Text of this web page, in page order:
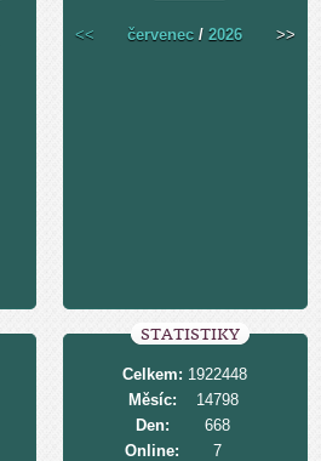
<< červenec /2026 >>
STATISTIKY
Online: 7
Celkem: 1922448
Měsíc:
14798
Den:
668